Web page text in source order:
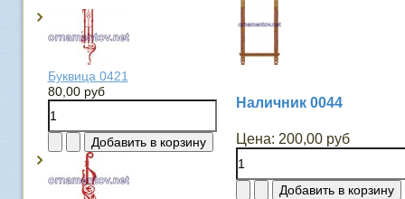
Буквица 0421
80,00 руб
Наличник 0044
Цена: 200,00 руб